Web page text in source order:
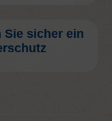
Sie sicher ein